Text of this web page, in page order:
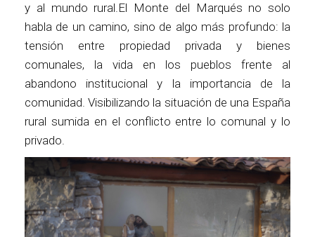
y al mundo rural.El Monte del Marqués no solo
habla de un camino, sino de algo más profundo: la
tensión entre propiedad privada y bienes
comunales, la vida en los pueblos frente al
abandono institucional y la importancia de la
comunidad. Visibilizando la situación de una España
rural sumida en el conflicto entre lo comunal y lo
privado.